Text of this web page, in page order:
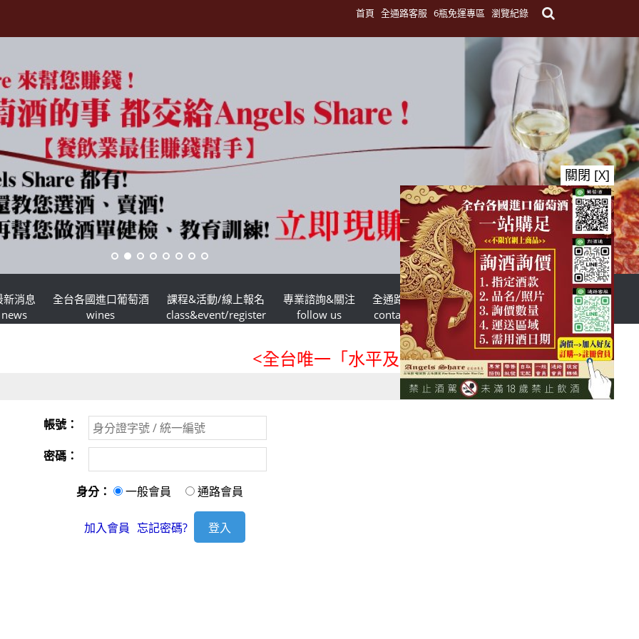
首頁 全通路客服 6瓶免運專區 瀏覽紀錄
新消息
news
全台各國進口葡萄酒
wines
課程&活動/線上報名
class&event/register
專業諮詢&關注
follow us
全通路客服
contact us
台灣酒商聯盟
TWSMA
首頁 會員登入
<全台唯一「水平及垂直整合、一次購足」各國進口
帳號：
密碼：
身分： 一般會員 通路會員
加入會員 忘記密碼?
關閉 [X]